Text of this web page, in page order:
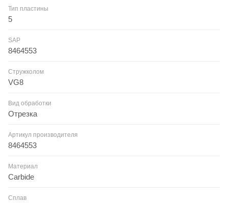
Тип пластины
5
SAP
8464553
Стружколом
VG8
Вид обработки
Отрезка
Артикул производителя
8464553
Материал
Carbide
Сплав